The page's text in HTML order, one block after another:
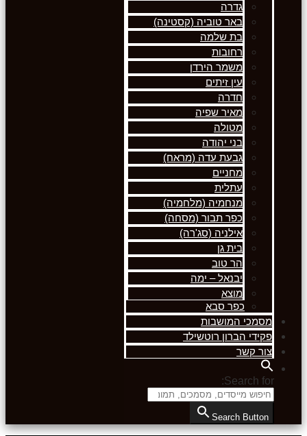
גדרה
באר טוביה (קסטינה)
בת שלמה
רחובות
משמר הירדן
עין זיתים
חדרה
מאיר שפיה
מטולה
בני יהודה
גבעת עדה (מראח)
מחניים
עתלית
מנחמיה (מלחמיה)
כפר תבור (מסחה)
אילניה (סג'רה)
בית גן
הר טוב
יבנאל – ימה
מוצא
כפר סבא
מסמכי המושבות
פקידי הברון רוטשילד
צור קשר
Search for:
Search Button